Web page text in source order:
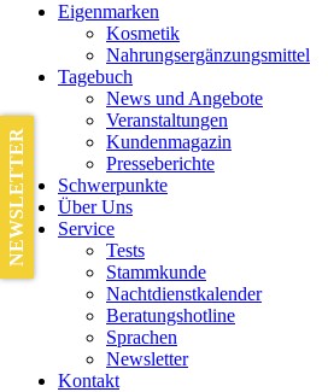
Eigenmarken
Kosmetik
Nahrungsergänzungsmittel
Tagebuch
News und Angebote
Veranstaltungen
Kundenmagazin
Presseberichte
Schwerpunkte
Über Uns
Service
Tests
Stammkunde
Nachtdienstkalender
Beratungshotline
Sprachen
Newsletter
Kontakt
NEWSLETTER